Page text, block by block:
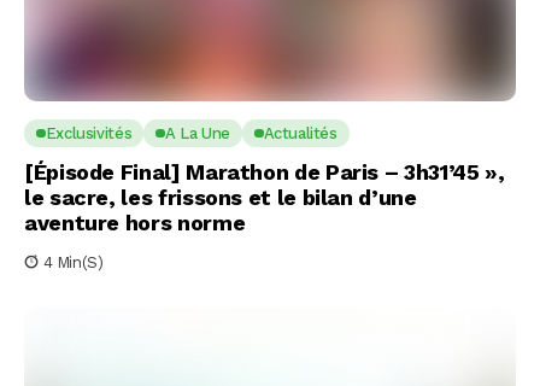
Exclusivités A La Une Actualités
[Épisode Final] Marathon de Paris – 3h31’45 »,
le sacre, les frissons et le bilan d’une
aventure hors norme
4 Min(s)